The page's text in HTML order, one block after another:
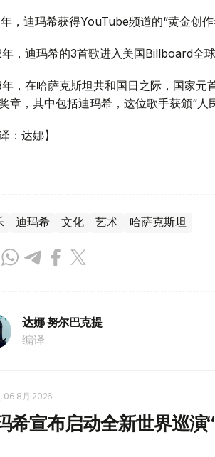
，迪玛希获得YouTube频道的“黄金创
，迪玛希的3首歌进入美国Billboard全
，在哈萨克斯坦共和国日之际，国家元
章，其中包括迪玛希，这位歌手获颁“人
：达娜】
迪玛希 文化 艺术 哈萨克斯坦
达娜 努尔巴克提
编译
06 8月 2026
希宣布启动全新世界巡演